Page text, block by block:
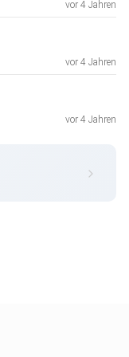
vor 4 Jahren
vor 4 Jahren
vor 4 Jahren